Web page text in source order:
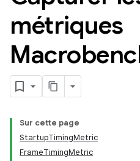
métriques
Sur cette page
StartupTimingMetric
FrameTimingMetric